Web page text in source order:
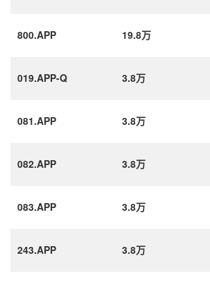
800.APP 19.8万
019.APP-Q 3.8万
081.APP 3.8万
082.APP 3.8万
083.APP 3.8万
243.APP 3.8万